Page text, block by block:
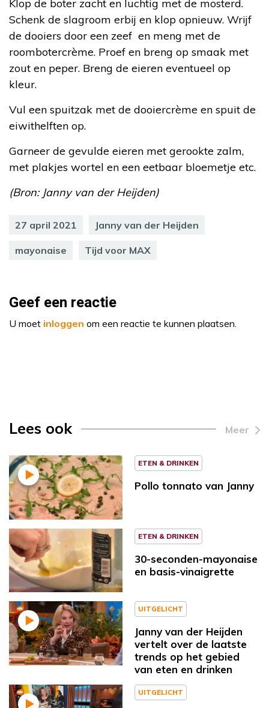
Klop de boter zacht en luchtig met de mosterd.
Schenk de slagroom erbij en klop opnieuw. Wrijf
de dooiers door een zeef en meng met de
roombotercrème. Proef en breng op smaak met
zout en peper. Breng de eieren eventueel op
kleur.
Vul een spuitzak met de dooiercrème en spuit de
eiwithelften op.
Garneer de gevulde eieren met gerookte zalm,
met plakjes wortel en een eetbaar bloemetje etc.
(Bron: Janny van der Heijden)
27 april 2021 Janny van der Heijden
mayonaise Tijd voor MAX
Geef een reactie
U moet inloggen om een reactie te kunnen plaatsen.
Lees ook Meer
ETEN & DRINKEN
Pollo tonnato van Janny
ETEN & DRINKEN
30-seconden-mayonaise
en basis-vinaigrette
UITGELICHT
Janny van der Heijden
vertelt over de laatste
trends op het gebied
van eten en drinken
UITGELICHT